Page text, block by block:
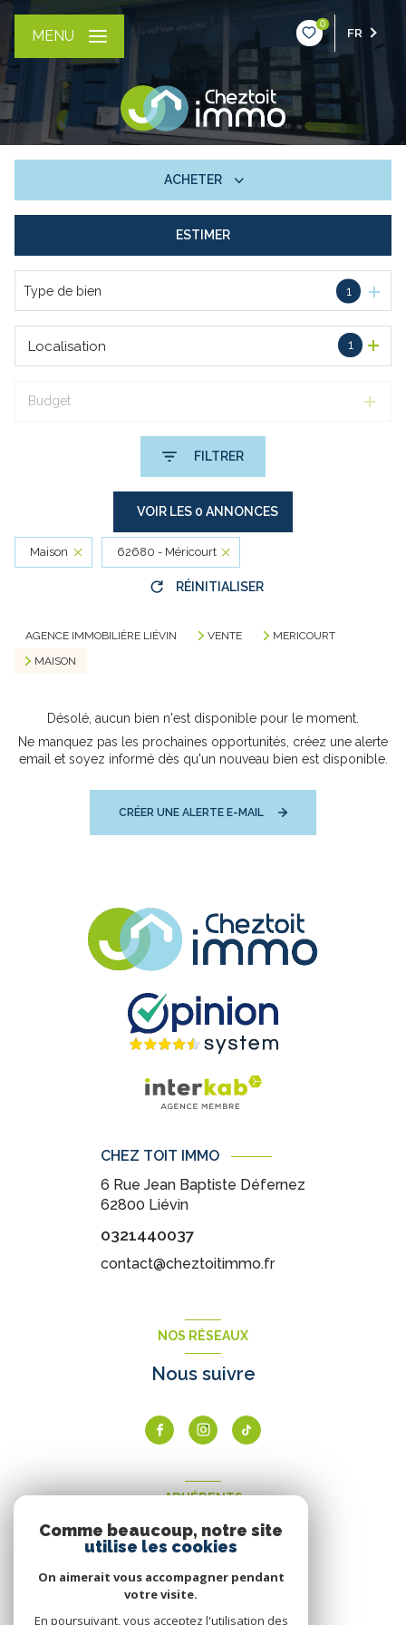
0
FR
MENU
ACHETER
ESTIMER
Type de bien 1
1
Localisation
Budget
FILTRER
VOIR LES 0 ANNONCES
Maison 62680 - Méricourt
RÉINITIALISER
AGENCE IMMOBILIÈRE LIÉVIN VENTE
MERICOURT
MAISON
Désolé, aucun bien n'est disponible pour le moment.
Ne manquez pas les prochaines opportunités, créez une alerte
email et soyez informé dès qu'un nouveau bien est disponible.
CRÉER UNE ALERTE E-MAIL
CHEZ TOIT IMMO
6 Rue Jean Baptiste Défernez
62800 Liévin
0321440037
contact@cheztoitimmo.fr
NOS RÉSEAUX
Nous suivre
ADHÉRENTS
Nous adhérons
Comme beaucoup, notre site
utilise les cookies
On aimerait vous accompagner pendant
votre visite.
En poursuivant, vous acceptez l'utilisation des